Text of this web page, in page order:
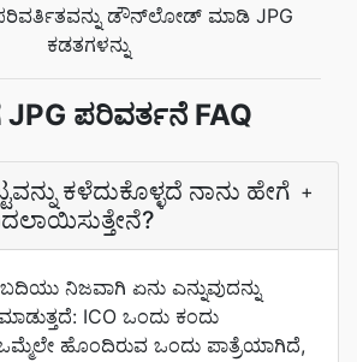
ಡೌನ್‌ಲೋಡ್ ಮಾಡಿ JPG
ಕಡತಗಳನ್ನು
JPG ಪರಿವರ್ತನೆ FAQ
ಕಳೆದುಕೊಳ್ಳದೆ ನಾನು ಹೇಗೆ +
ನಿಜವಾಗಿ ಏನು ಎನ್ನುವುದನ್ನು
ICO ಒಂದು ಕಂದು
ಹೊಂದಿರುವ ಒಂದು ಪಾತ್ರೆಯಾಗಿದೆ,